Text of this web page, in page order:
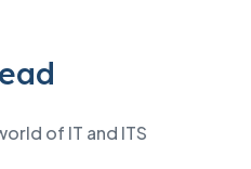
of IT and ITS